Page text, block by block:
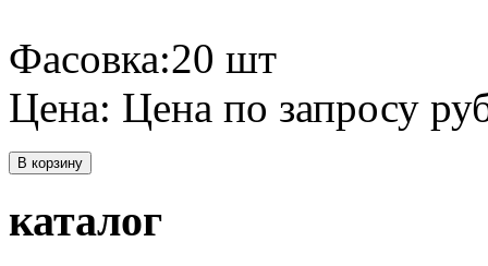
Фасовка:20 шт
Цена: Цена по запросу
В корзину
каталог